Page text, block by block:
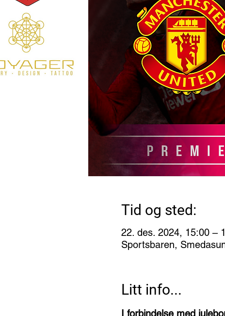
Tid og sted:
22. des. 2024, 15:00 –
Sportsbaren,
Litt info...
I forbindelse med